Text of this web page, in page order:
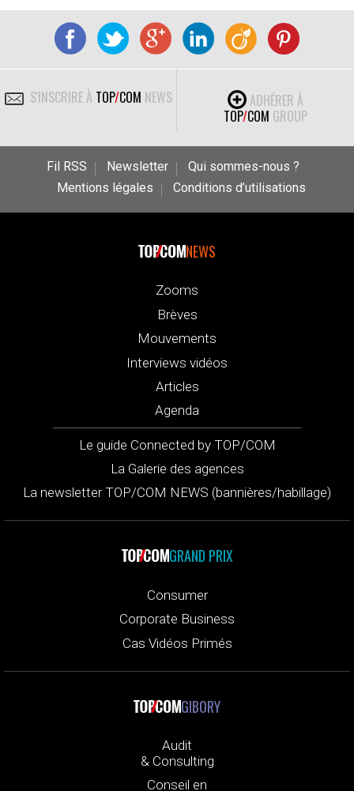
S'INSCRIRE À TOP/COM NEWS
ADHÉRER À
TOP/COM GROUP
Fil RSS Newsletter
Qui sommes-nous ?
Mentions légales
Conditions d’utilisations
NEWS
Zooms
Brèves
Mouvements
Interviews vidéos
Articles
Agenda
Le guide Connected by TOP/COM
La Galerie des agences
La newsletter TOP/COM NEWS (bannières/habillage)
GRAND PRIX
Consumer
Corporate Business
Cas Vidéos Primés
GIBORY
Audit
& Consulting
Conseil en